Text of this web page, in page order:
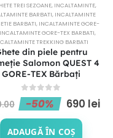
TREI SEZOANE, INCALTAMINTE,
BARBATI, INCALTAMINTE
BARBATI, INCALTAMINTE GORE-
INCALTAMINTE GORE-TEX BARBATI,
TREKKING BARBATI
din piele pentru
Salomon QUEST 4
GORE-TEX Bărbați
0out of 5
-50% 690 lei
ADAUGĂ ÎN COȘ